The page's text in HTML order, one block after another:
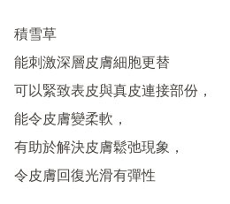
積雪草
能刺激深層皮膚細胞更替
可以緊致表皮與真皮連接部份，
能令皮膚變柔軟，
有助於解決皮膚鬆弛現象，
令皮膚回復光滑有彈性